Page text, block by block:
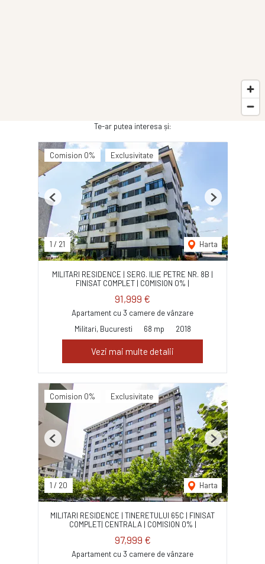
Te-ar putea interesa și:
Comision 0% Exclusivitate
1 / 21 Harta
Previous Next
MILITARI RESIDENCE | SERG. ILIE PETRE NR. 8B |
FINISAT COMPLET | COMISION 0% |
91,999 €
Apartament cu 3 camere de vânzare
Militari, Bucuresti
68 mp 2018
Vezi mai multe detalii
Comision 0% Exclusivitate
1 / 20 Harta
Previous Next
MILITARI RESIDENCE | TINERETULUI 65C | FINISAT
COMPLET| CENTRALA | COMISION 0% |
97,999 €
Apartament cu 3 camere de vânzare